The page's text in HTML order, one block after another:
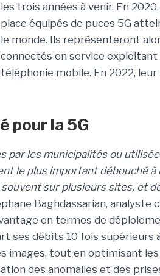
les trois années à venir. En
place équipés de puces 5G
le monde. Ils représenteront
connectés en service exploitant
téléphonie mobile. En 2022, leur
pour la 5G
par les municipalités ou
le plus important débouché à
sur plusieurs sites, et
Baghdassarian, analyste
en termes de
ses débits 10 fois supérieurs
images, tout en optimisant
des anomalies et des